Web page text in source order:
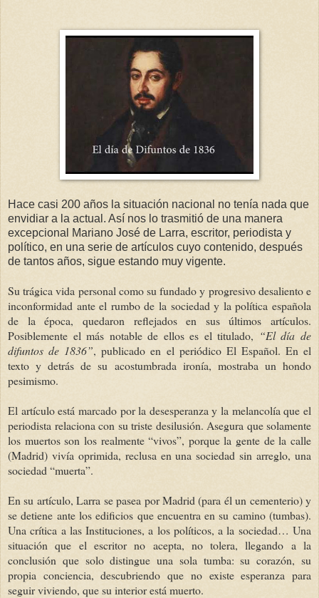
Hace casi 200 años la situación nacional no tenía nada que
envidiar a la actual. Así nos lo trasmitió de una manera
excepcional Mariano José de Larra, escritor, periodista y
político, en una serie de artículos cuyo contenido, después
de tantos años, sigue estando muy vigente.
Su trágica vida personal como su fundado y progresivo desaliento e
inconformidad ante el rumbo de la sociedad y la política española
de la época, quedaron reflejados en sus últimos artículos.
Posiblemente el más notable de ellos es el titulado, “El día de
difuntos de 1836”, publicado en el periódico El Español. En el
texto y detrás de su acostumbrada ironía, mostraba un hondo
pesimismo.
El artículo está marcado por la desesperanza y la melancolía que el
periodista relaciona con su triste desilusión. Asegura que solamente
los muertos son los realmente “vivos”, porque la gente de la calle
(Madrid) vivía oprimida, reclusa en una sociedad sin arreglo, una
sociedad “muerta”.
En su artículo, Larra se pasea por Madrid (para él un cementerio) y
se detiene ante los edificios que encuentra en su camino (tumbas).
Una crítica a las Instituciones, a los políticos, a la sociedad… Una
situación que el escritor no acepta, no tolera, llegando a la
conclusión que solo distingue una sola tumba: su corazón, su
propia conciencia, descubriendo que no existe esperanza para
seguir viviendo, que su interior está muerto.